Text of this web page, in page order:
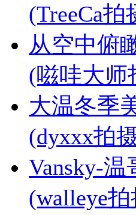
(TreeCa拍
从空中俯
(嗞哇大师
大温冬季
(dyxxx拍
Vansky-温
(walleye